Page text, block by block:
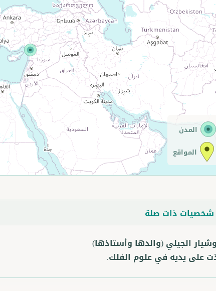
المدن
المواقع
شخصيات ذات صلة
الجيلي(والدها وأستاذها)
على يديه في علوم الفلك.